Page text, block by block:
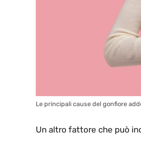
Le principali cause del gonfiore
Un altro fattore che può